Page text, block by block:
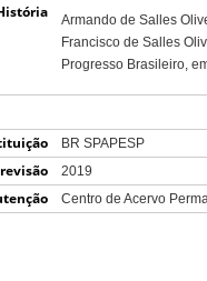
Armando de Salles
Francisco de Salles
Progresso Brasileiro,
BR SPAPESP
2019
Centro de Acervo